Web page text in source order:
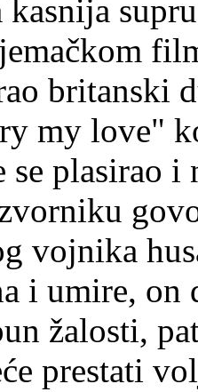
kasnija
britanski
my love"
se plasirao
vojnika
i umire,
žalosti,
prestati